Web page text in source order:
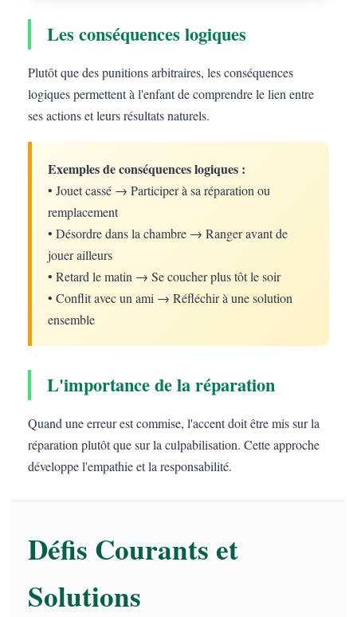
Les conséquences logiques
Plutôt que des punitions arbitraires, les conséquences
logiques permettent à l'enfant de comprendre le lien entre
ses actions et leurs résultats naturels.
Exemples de conséquences logiques :
• Jouet cassé → Participer à sa réparation ou
remplacement
• Désordre dans la chambre → Ranger avant de
jouer ailleurs
• Retard le matin → Se coucher plus tôt le soir
• Conflit avec un ami → Réfléchir à une solution
ensemble
L'importance de la réparation
Quand une erreur est commise, l'accent doit être mis sur la
réparation plutôt que sur la culpabilisation. Cette approche
développe l'empathie et la responsabilité.
Défis Courants et
Solutions